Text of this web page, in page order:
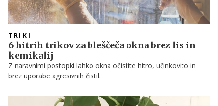
TRIKI
6 hitrih trikov za bleščeča okna brez lis in
kemikalij
Z naravnimi postopki lahko okna očistite hitro, učinkovito in
brez uporabe agresivnih čistil.